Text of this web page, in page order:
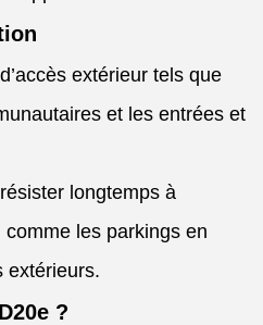
extérieur tels que
et les entrées et
longtemps à
comme les parkings en
extérieurs.
?